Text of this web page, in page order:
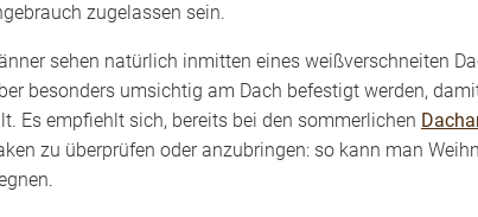
zugelassen sein.
sehen natürlich inmitten eines weißverschneiten
besonders umsichtig am Dach befestigt werden,
Es empfiehlt sich, bereits bei den sommerlichen
zu überprüfen oder anzubringen: so kann man